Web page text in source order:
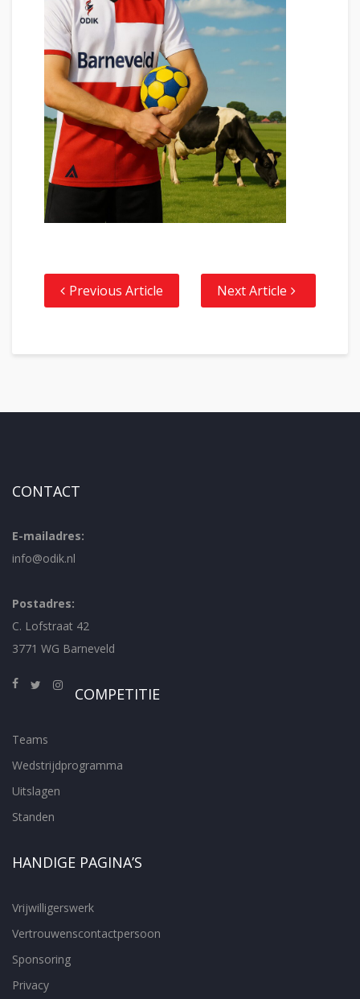
Previous Article Next Article
CONTACT
E-mailadres:
info@odik.nl
Postadres:
C. Lofstraat 42
3771 WG Barneveld
COMPETITIE
Teams
Wedstrijdprogramma
Uitslagen
Standen
HANDIGE PAGINA’S
Vrijwilligerswerk
Vertrouwenscontactpersoon
Sponsoring
Privacy